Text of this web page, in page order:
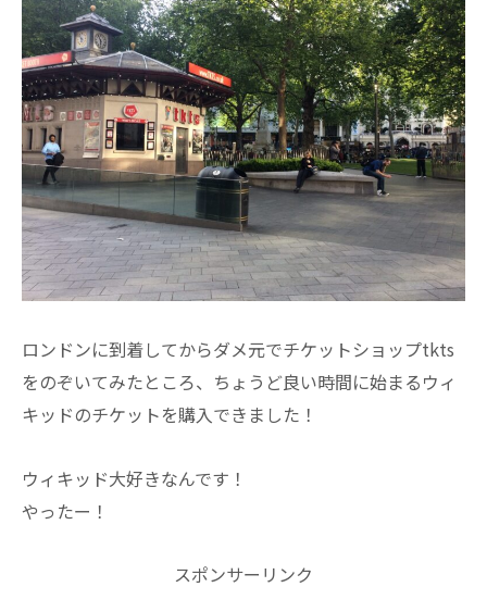
ロンドンに到着してからダメ元でチケットショップtkts
をのぞいてみたところ、ちょうど良い時間に始まるウィ
キッドのチケットを購入できました！
ウィキッド大好きなんです！
やったー！
スポンサーリンク